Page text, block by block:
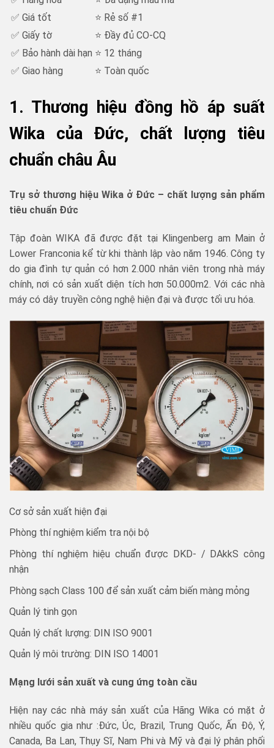
✅ Giá tốt
⭐ Rẻ số #1
✅ Giấy tờ
⭐ Đầy đủ CO-CQ
✅ Bảo hành dài hạn ⭐ 12 tháng
✅ Giao hàng
⭐ Toàn quốc
1. Thương hiệu đồng hồ áp suất
Wika của Đức, chất lượng tiêu
chuẩn châu Âu
Trụ sở thương hiệu Wika ở Đức – chất lượng sản phẩm
tiêu chuẩn Đức
Tập đoàn WIKA đã được đặt tại Klingenberg am Main ở
Lower Franconia kể từ khi thành lập vào năm 1946. Công ty
do gia đình tự quản có hơn 2.000 nhân viên trong nhà máy
chính, nơi có sản xuất diện tích hơn 50.000m2. Với các nhà
máy có dây truyền công nghệ hiện đại và được tối ưu hóa.
Cơ sở sản xuất hiện đại
Phòng thí nghiệm kiểm tra nội bộ
Phòng thí nghiệm hiệu chuẩn được DKD- / DAkkS công
nhận
Phòng sạch Class 100 để sản xuất cảm biến màng mỏng
Quản lý tinh gọn
Quản lý chất lượng: DIN ISO 9001
Quản lý môi trường: DIN ISO 14001
Mạng lưới sản xuất và cung ứng toàn cầu
Hiện nay các nhà máy sản xuất của Hãng Wika có mặt ở
nhiều quốc gia như :Đức, Úc, Brazil, Trung Quốc, Ấn Độ, Ý,
Canada, Ba Lan, Thụy Sĩ, Nam Phi và Mỹ và đại lý phân phối